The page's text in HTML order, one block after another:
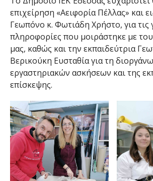
επιχείρηση «Αειφορία Πέλλας» και
Γεωπόνο κ. Φωτιάδη Χρήστο, για τις
πληροφορίες που μοιράστηκε με
μας, καθώς και την εκπαιδεύτρια
Βερικούκη Ευσταθία για τη
εργαστηριακών ασκήσεων και της
επίσκεψης.